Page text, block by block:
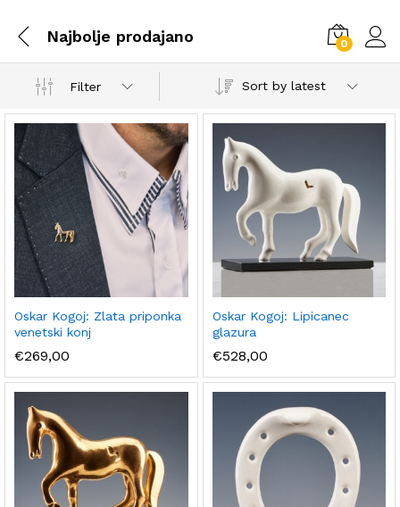
Najbolje prodajano 0
Filter Sort by latest
Oskar Kogoj: Zlata priponka
venetski konj
€269,00
Oskar Kogoj: Lipicanec
glazura
€528,00